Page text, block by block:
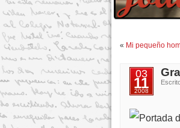
« Mi pequeño
03
11
2008